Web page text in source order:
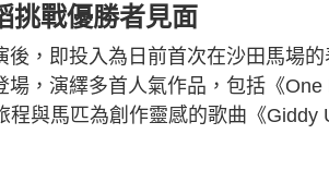
挑戰優勝者見面
後，即投入為日前首次在沙田馬場
場，演繹多首人氣作品，包括《One
程與馬匹為創作靈感的歌曲《